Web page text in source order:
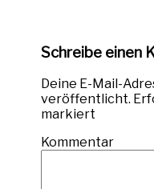
Schreibe einen
Deine E-Mail-
veröffentlicht.
markiert
Kommentar